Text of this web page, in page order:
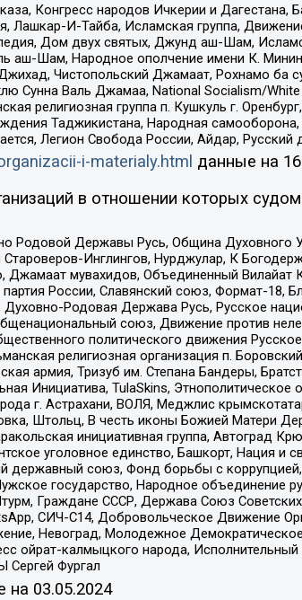
Конгресс народов Ичкерии и Дагестана,
Лашкар-И-Тайба, Исламская группа,
Дом двух святых, Джунд аш-Шам,
аш-Шам, Народное ополчение имени К.
Чистопольский Джамаат, Рохнамо ба
Валь Джамаа, National Socialism/White
религиозная группа п. Кушкуль г.
Таджикистана, Народная
Легион Свобода России, Айдар, Русский
i-materialy.html данные на
в отношении которых
Родовой Державы Русь, Община Духовного
Инглингов, Нурджулар, К
Джамаат мувахидов, Объединенный Вилайат
России, Славянский союз, Формат-18,
Родовая Держава Русь, Русское
союз, Движение против
политического движения
религиозная организация п.
армия, Тризуб им. Степана Бандеры,
Инициатива, TulaSkins, Этнополитическое
г. Астрахани, ВОЛЯ, Меджлис
Штольц, В честь иконы Божией Матери
инициативная группа, Автоград
уголовное единство, Башкорт, Нация и
державный союз, Фонд борьбы с
государство, Народное объединение
Граждане СССР, Держава Союз
СИЧ-С14, Добровольческое Движение
Невоград, Молодежное
ойрат-калмыцкого народа,
Сергей Фургал
на 03.05.2024